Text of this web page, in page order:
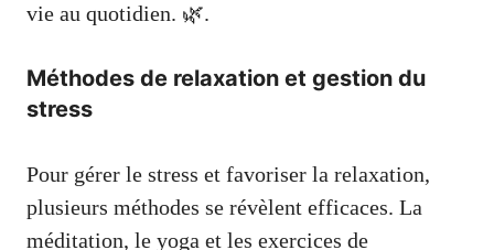
vie au quotidien. 🌿.
Méthodes de relaxation et gestion du
stress
Pour gérer le stress et favoriser la relaxation,
plusieurs méthodes se révèlent efficaces. La
méditation, le yoga et les exercices de